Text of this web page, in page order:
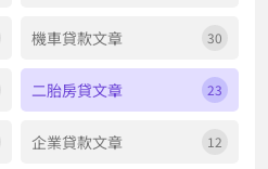
機車貸款文章 30
二胎房貸文章 23
企業貸款文章 12